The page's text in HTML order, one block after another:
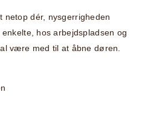
netop dér, nysgerrigheden
hos arbejdspladsen og
være med til at åbne døren.